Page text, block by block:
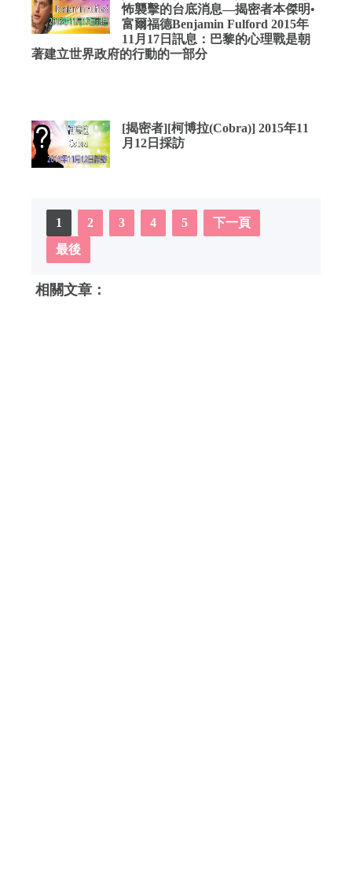
怖襲擊的台底消息—揭密者本傑明•
富爾福德Benjamin Fulford 2015年
11月17日訊息：巴黎的心理戰是朝
著建立世界政府的行動的一部分
[揭密者][柯博拉(Cobra)] 2015年11
月12日採訪
1 2 3 4 5
下一頁
最後
相關文章：